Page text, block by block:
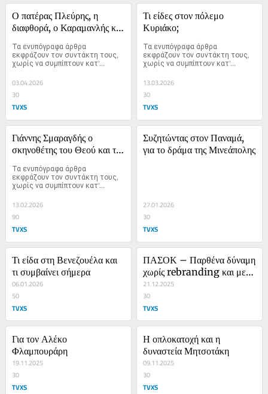
Ο πατέρας Πλεύρης, η
διαφθορά, ο Καραμανλής και
Τα ενυπόγραφα άρθρα
εκφράζουν τον συντάκτη τους,
χωρίς να συμπίπτουν κατ'...
03.04.2026
30
TVXS
Τι είδες στον πόλεμο
Κυριάκο;
Τα ενυπόγραφα άρθρα
εκφράζουν τον συντάκτη τους,
χωρίς να συμπίπτουν κατ'...
13.03.2026
30
TVXS
Γιάννης Σμαραγδής ο
σκηνοθέτης του Θεού και τα
Τα ενυπόγραφα άρθρα
εκφράζουν τον συντάκτη τους,
χωρίς να συμπίπτουν κατ'...
13.02.2026
90
TVXS
Συζητώντας στον Παναμά,
για το δράμα της Μινεάπολης
27.01.2026
30
TVXS
Τι είδα στη Βενεζουέλα και
τι συμβαίνει σήμερα
06.01.2026
50
TVXS
ΠΑΣΟΚ – Παρθένα δύναμη
χωρίς rebranding και με
βελόνα κολλημένη
21.12.2025
30
TVXS
Για τον Αλέκο
Φλαμπουράρη
19.11.2025
30
TVXS
Η οπλοκατοχή και η
δυναστεία Μητσοτάκη
09.11.2025
30
TVXS